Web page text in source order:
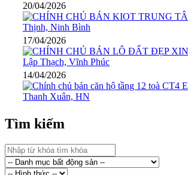
20/04/2026
17/04/2026
14/04/2026
Tìm kiếm